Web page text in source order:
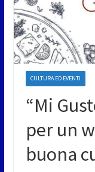
CULTURA ED EVENTI
“Mi
per un
buona